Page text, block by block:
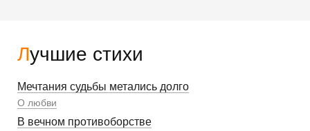
Лучшие стихи
Мечтания судьбы метались долго
О любви
В вечном противоборстве